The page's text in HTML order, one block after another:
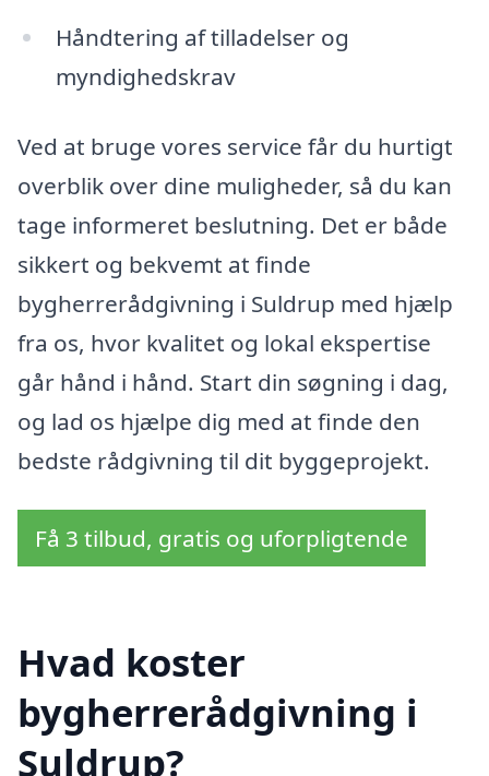
Håndtering af tilladelser og
myndighedskrav
Ved at bruge vores service får du hurtigt
overblik over dine muligheder, så du kan
tage informeret beslutning. Det er både
sikkert og bekvemt at finde
bygherrerådgivning i Suldrup med hjælp
fra os, hvor kvalitet og lokal ekspertise
går hånd i hånd. Start din søgning i dag,
og lad os hjælpe dig med at finde den
bedste rådgivning til dit byggeprojekt.
Få 3 tilbud, gratis og uforpligtende
Hvad koster
bygherrerådgivning i
Suldrup?